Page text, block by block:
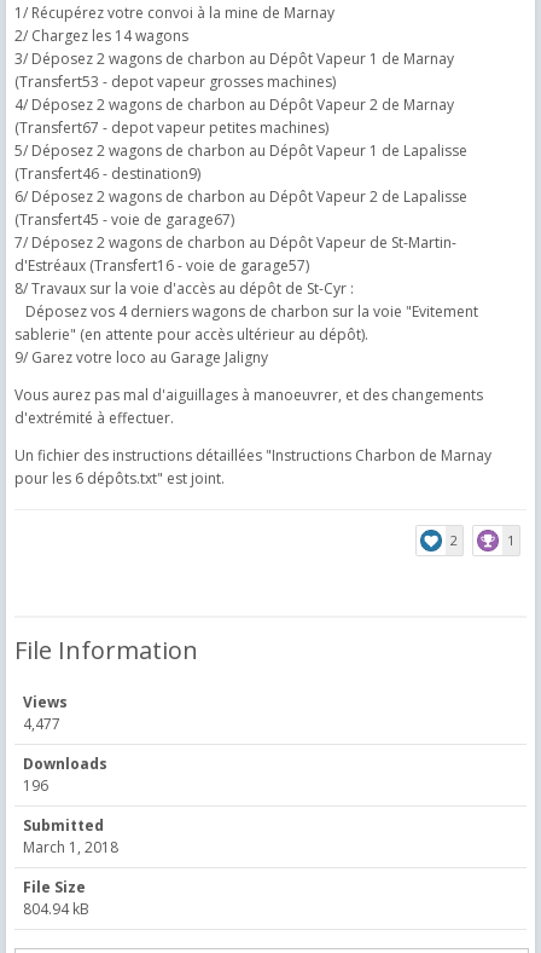
1/ Récupérez votre convoi à la mine de Marnay
2/ Chargez les 14 wagons
3/ Déposez 2 wagons de charbon au Dépôt Vapeur 1 de Marnay
(Transfert53 - depot vapeur grosses machines)
4/ Déposez 2 wagons de charbon au Dépôt Vapeur 2 de Marnay
(Transfert67 - depot vapeur petites machines)
5/ Déposez 2 wagons de charbon au Dépôt Vapeur 1 de Lapalisse
(Transfert46 - destination9)
6/ Déposez 2 wagons de charbon au Dépôt Vapeur 2 de Lapalisse
(Transfert45 - voie de garage67)
7/ Déposez 2 wagons de charbon au Dépôt Vapeur de St-Martin-
d'Estréaux (Transfert16 - voie de garage57)
8/ Travaux sur la voie d'accès au dépôt de St-Cyr :
Déposez vos 4 derniers wagons de charbon sur la voie "Evitement
sablerie" (en attente pour accès ultérieur au dépôt).
9/ Garez votre loco au Garage Jaligny
Vous aurez pas mal d'aiguillages à manoeuvrer, et des changements
d'extrémité à effectuer.
Un fichier des instructions détaillées "Instructions Charbon de Marnay
pour les 6 dépôts.txt" est joint.
2 1
File Information
Views
4,477
Downloads
196
Submitted
March 1, 2018
File Size
804.94 kB